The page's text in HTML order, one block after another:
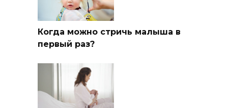
Когда можно стричь малыша в
первый раз?